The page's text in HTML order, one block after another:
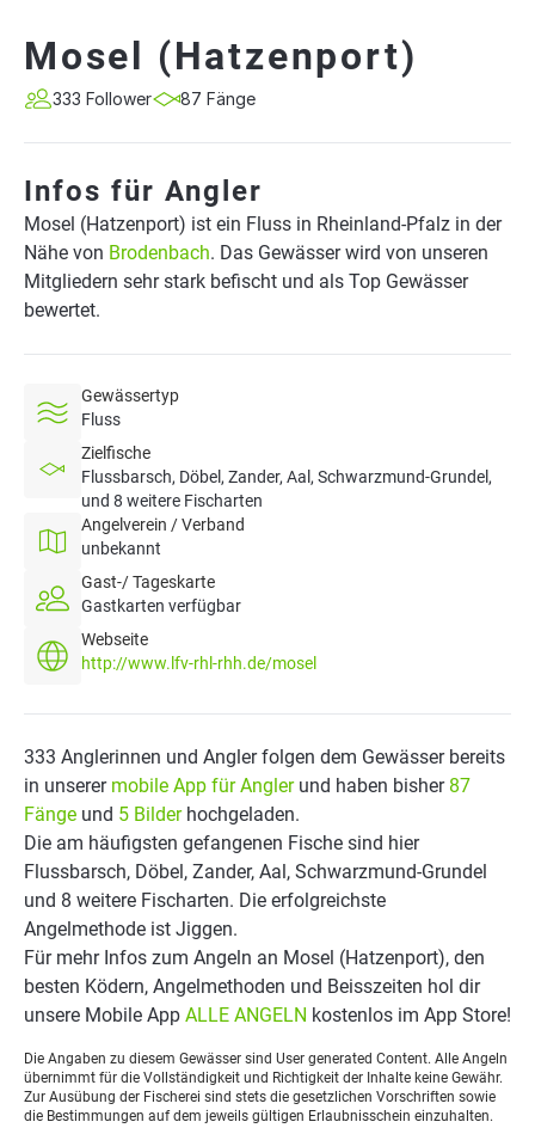
Mosel (Hatzenport)
333 Follower 87 Fänge
Infos für Angler
Mosel (Hatzenport) ist ein Fluss in Rheinland-Pfalz in der
Nähe von Brodenbach. Das Gewässer wird von unseren
Mitgliedern sehr stark befischt und als Top Gewässer
bewertet.
Gewässertyp
Fluss
Zielfische
Flussbarsch, Döbel, Zander, Aal, Schwarzmund-Grundel,
und 8 weitere Fischarten
Angelverein / Verband
unbekannt
Gast-/ Tageskarte
Gastkarten verfügbar
Webseite
http://www.lfv-rhl-rhh.de/mosel
333 Anglerinnen und Angler folgen dem Gewässer bereits
in unserer mobile App für Anglerund haben bisher 87
Fänge und 5 Bilderhochgeladen.
Die am häufigsten gefangenen Fische sind hier
Flussbarsch, Döbel, Zander, Aal, Schwarzmund-Grundel
und 8 weitere Fischarten. Die erfolgreichste
Angelmethode ist Jiggen.
Für mehr Infos zum Angeln an Mosel (Hatzenport), den
besten Ködern, Angelmethoden und Beisszeiten hol dir
unsere Mobile App ALLE ANGELN kostenlos im App Store!
Die Angaben zu diesem Gewässer sind User generated Content. Alle Angeln
übernimmt für die Vollständigkeit und Richtigkeit der Inhalte keine Gewähr.
Zur Ausübung der Fischerei sind stets die gesetzlichen Vorschriften sowie
die Bestimmungen auf dem jeweils gültigen Erlaubnisschein einzuhalten.